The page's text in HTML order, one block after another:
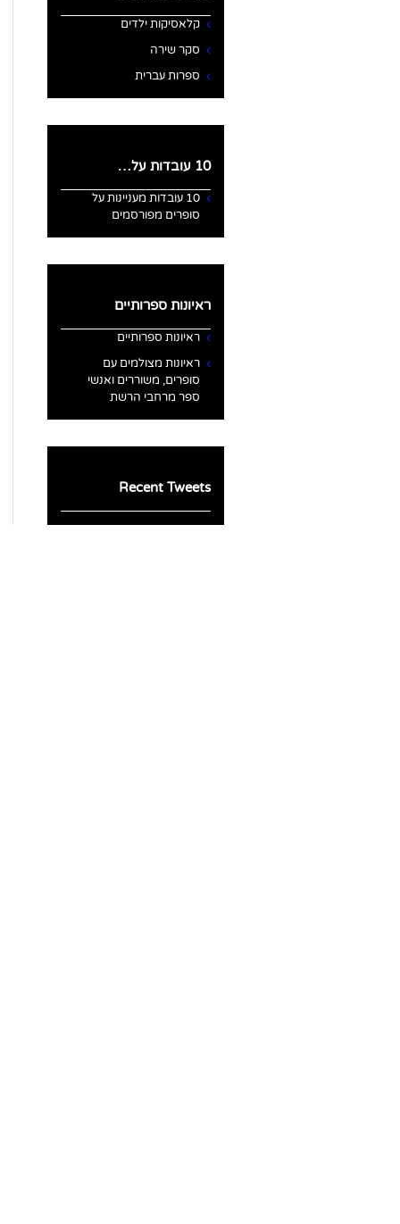
קלאסיקות ילדים
סקר שירה
ספרות עברית
10 עובדות על…
10 עובדות מעניינות על
סופרים מפורסמים
ראיונות ספרותיים
ראיונות ספרותיים
ראיונות מצולמים עם
סופרים, משוררים ואנשי
ספר מרחבי הרשת
Recent Tweets